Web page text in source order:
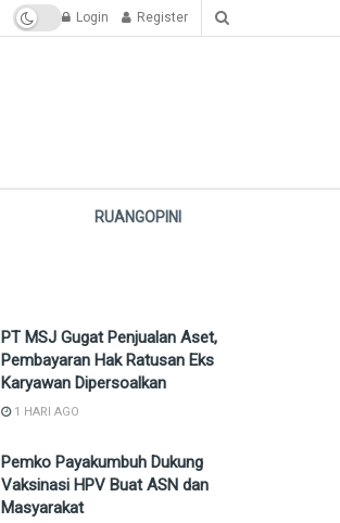
Login Register
RUANGOPINI
PT MSJ Gugat Penjualan Aset,
Pembayaran Hak Ratusan Eks
Karyawan Dipersoalkan
1 HARI AGO
Pemko Payakumbuh Dukung
Vaksinasi HPV Buat ASN dan
Masyarakat